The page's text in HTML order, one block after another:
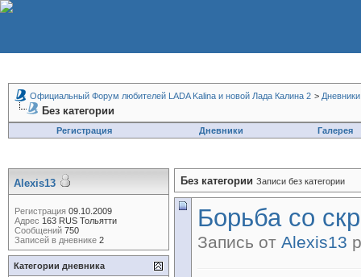
Официальный Форум любителей LADA Kalina и новой Лада Калина 2 > Дневники
Без категории
Регистрация Дневники Галерея
Без категории Записи без категории
Борьба со
Запись от Alexis13
Alexis13
Регистрация 09.10.2009
Адрес 163 RUS Тольятти
Сообщений 750
Записей в дневнике 2
Категории дневника